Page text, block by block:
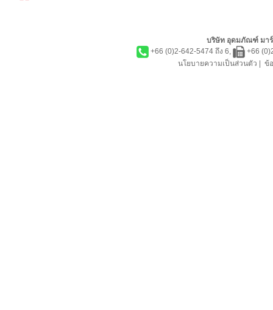
บริษัท อุดมภัณฑ์ มาร์
+66 (0)2-642-5474 ถึง 6,
+66
นโยบายความเป็นส่วนตัว
ข้